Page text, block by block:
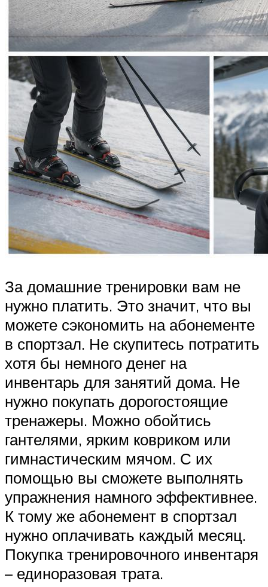
За домашние тренировки вам не
нужно платить. Это значит, что вы
можете сэкономить на абонементе
в спортзал. Не скупитесь потратить
хотя бы немного денег на
инвентарь для занятий дома. Не
нужно покупать дорогостоящие
тренажеры. Можно обойтись
гантелями, ярким ковриком или
гимнастическим мячом. С их
помощью вы сможете выполнять
упражнения намного эффективнее.
К тому же абонемент в спортзал
нужно оплачивать каждый месяц.
Покупка тренировочного инвентаря
– единоразовая трата.